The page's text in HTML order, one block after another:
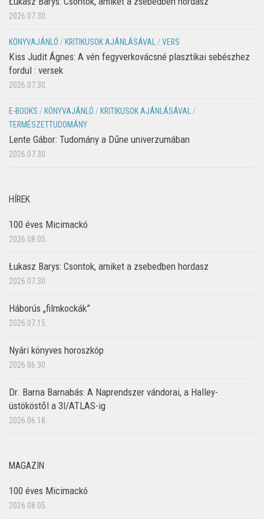
2026.07.30.
KÖNYVAJÁNLÓ / KRITIKUSOK AJÁNLÁSÁVAL/VERS
Kiss Judit Ágnes: A vén fegyverkovácsné plasztikai sebészhez
fordul : versek
2026.07.30.
E-BOOKS / KÖNYVAJÁNLÓ / KRITIKUSOK AJÁNLÁSÁVAL/
TERMÉSZETTUDOMÁNY
Lente Gábor: Tudomány a Dűne univerzumában
2026.07.30.
HÍREK
100 éves Micimackó
2026.08.05.
Łukasz Barys: Csontok, amiket a zsebedben hordasz
2026.07.30.
Háborús „filmkockák”
2026.07.15.
Nyári könyves horoszkóp
2026.06.30.
Dr. Barna Barnabás: A Naprendszer vándorai, a Halley-
üstököstől a 3I/ATLAS-ig
2026.06.18.
MAGAZIN
100 éves Micimackó
2026.08.05.